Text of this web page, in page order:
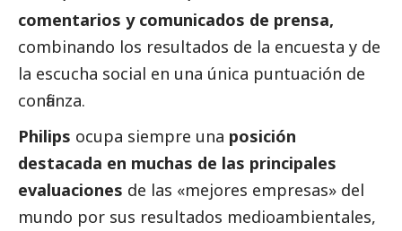
comentarios y comunicados de prensa,
combinando los resultados de la encuesta y de
la escucha social en una única puntuación de
confianza.
Philips ocupa siempre una posición
destacada en muchas de las principales
evaluaciones de las «mejores empresas» del
mundo por sus resultados medioambientales,